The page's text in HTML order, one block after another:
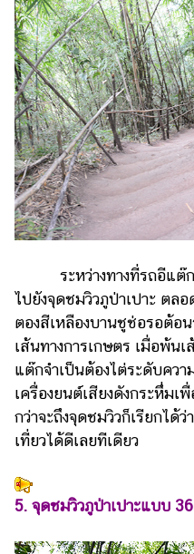
ระหว่างทางที่รถอีแต๊กเ
ไปยังจุดชมวิวภูป่าเปาะ ตลอ
ตองสีเหลืองบานชูช่อรอต้อ
เส้นทางการเกษตร เมื่อพ้น
แต๊กจำเป็นต้องไต่ระดับคว
เครื่องยนต์เสียงดังกระหึ่ม
กว่าจะถึงจุดชมวิวก็เรียกได้
เที่ยวได้ดีเลยทีเดียว
5. จุดชมวิวภูป่าเปาะแบบ